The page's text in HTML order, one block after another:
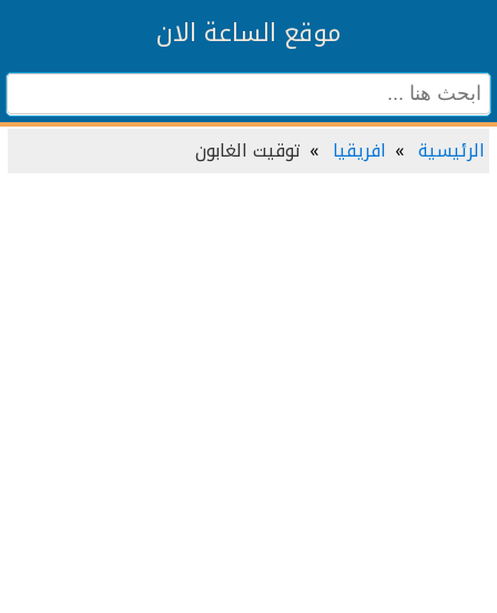
موقع الساعة الان
الرئيسية افريقيا توقيت الغابون